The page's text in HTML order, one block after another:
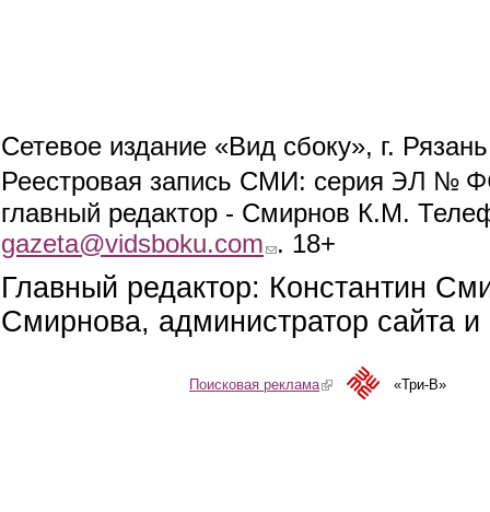
Сетевое издание «Вид сбоку», г.
Реестровая запись СМИ: серия ЭЛ №
главный редактор - Смирнов К.М.
gazeta@vidsboku.com (link sends e-mail)
. 18+
Главный редактор: Константин
Смирнова, администратор сайта
Поисковая реклама(link is external)«Три-В»